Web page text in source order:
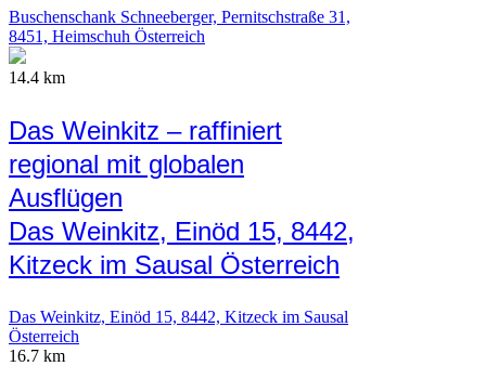
Buschenschank Schneeberger, Pernitschstraße 31,
8451, Heimschuh Österreich
14.4 km
Das Weinkitz – raffiniert
regional mit globalen
Ausflügen
Das Weinkitz, Einöd 15, 8442,
Kitzeck im Sausal Österreich
Das Weinkitz, Einöd 15, 8442, Kitzeck im Sausal
Österreich
16.7 km